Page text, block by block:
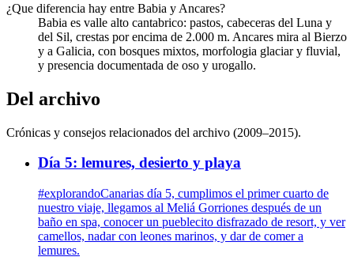
¿Que diferencia hay entre Babia y Ancares?
Babia es valle alto cantabrico: pastos, cabeceras del Luna y
del Sil, crestas por encima de 2.000 m. Ancares mira al Bierzo
y a Galicia, con bosques mixtos, morfologia glaciar y fluvial,
y presencia documentada de oso y urogallo.
Del archivo
Crónicas y consejos relacionados del archivo (2009–2015).
Día 5: lemures, desierto y playa
#explorandoCanarias día 5, cumplimos el primer cuarto de
nuestro viaje, llegamos al Meliá Gorriones después de un
baño en spa, conocer un pueblecito disfrazado de resort, y ver
camellos, nadar con leones marinos, y dar de comer a
lemures.